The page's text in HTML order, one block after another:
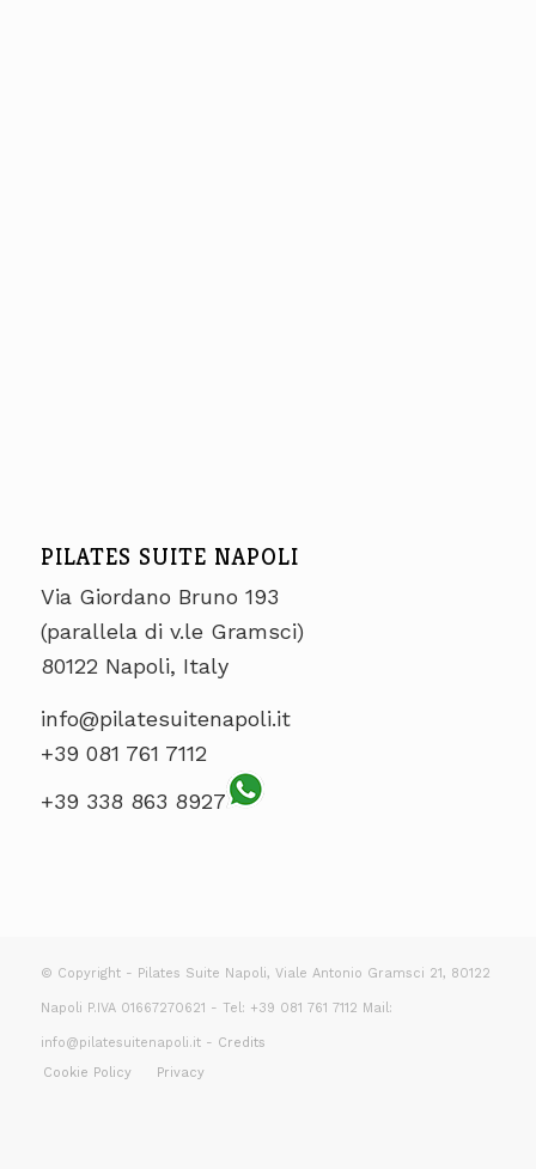
PILATES SUITE NAPOLI
Via Giordano Bruno 193
(parallela di v.le Gramsci)
80122 Napoli, Italy
info@pilatesuitenapoli.it
+39 081 761 7112
+39 338 863 8927
© Copyright - Pilates Suite Napoli, Viale Antonio Gramsci 21, 80122
Napoli P.IVA 01667270621 - Tel: +39 081 761 7112 Mail:
info@pilatesuitenapoli.it - Credits
Cookie Policy
Privacy